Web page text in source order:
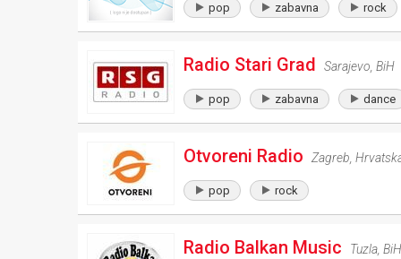
pop zabavna rock
Radio Stari Grad Sarajevo BiH
pop zabavna dance
Otvoreni Radio Zagreb
pop rock
Radio Balkan Music Tuzla BiH